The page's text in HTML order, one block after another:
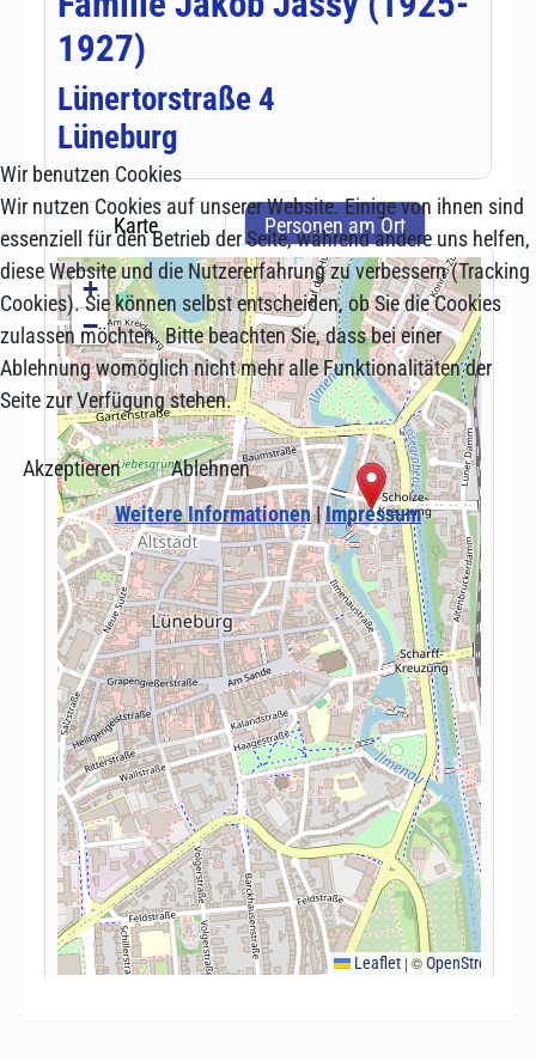
Wir benutzen Cookies
Wir nutzen Cookies auf unserer Website. Einige von ihnen sind
essenziell für den Betrieb der Seite, während andere uns helfen,
diese Website und die Nutzererfahrung zu verbessern (Tracking
Cookies). Sie können selbst entscheiden, ob Sie die Cookies
zulassen möchten. Bitte beachten Sie, dass bei einer
Ablehnung womöglich nicht mehr alle Funktionalitäten der
Seite zur Verfügung stehen.
Akzeptieren
Ablehnen
Weitere Informationen|Impressum